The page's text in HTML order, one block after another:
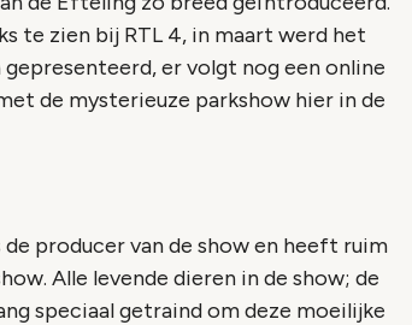
te zien bij RTL 4, in maart werd het
gepresenteerd, er volgt nog een online
de mysterieuze parkshow hier in de
de producer van de show en heeft ruim
Alle levende dieren in de show; de
speciaal getraind om deze moeilijke